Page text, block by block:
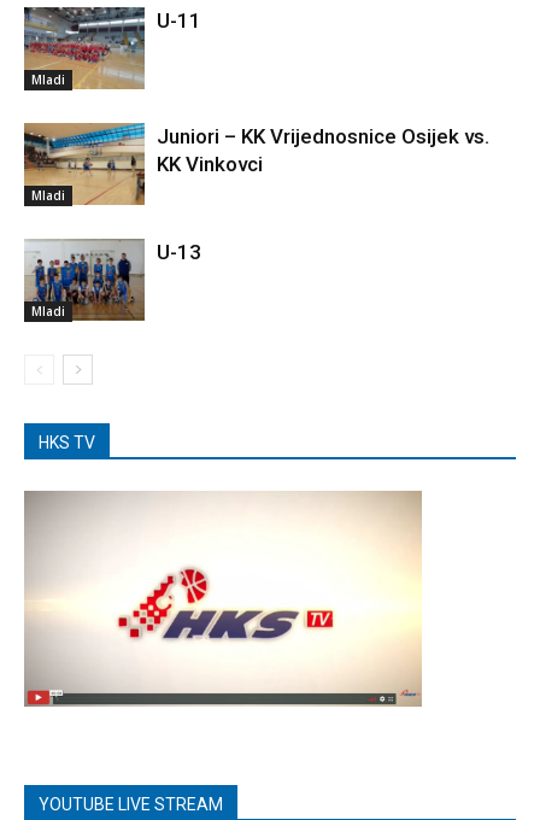
Mladi
U-11
Mladi
Juniori – KK Vrijednosnice Osijek vs.
KK Vinkovci
Mladi
U-13
HKS TV
YOUTUBE LIVE STREAM